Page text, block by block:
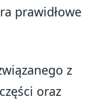
prawidłowe
z
oraz